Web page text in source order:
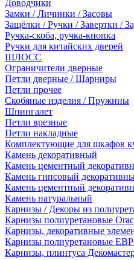
Доводчики
Замки / Личинки / Засовы
Защёлки / Ручки / Завертки /
Ручка-скоба, ручка-кнопка
Ручки для китайских дверей
ШЛОСС
Ограничители дверные
Петли дверные / Шарниры
Петли прочее
Скобяные изделия / Пружины
Шпингалет
Петли врезные
Петли накладные
Комплектующие для шкафов
Камень декоративный
Камень цементный
Камень гипсовый
Камень цементный
Камень натуральный
Карнизы / Декоры из
Карнизы полиуретановые Orac
Карнизы, декоративные
Карнизы полиуретановые
Карнизы, плинтуса